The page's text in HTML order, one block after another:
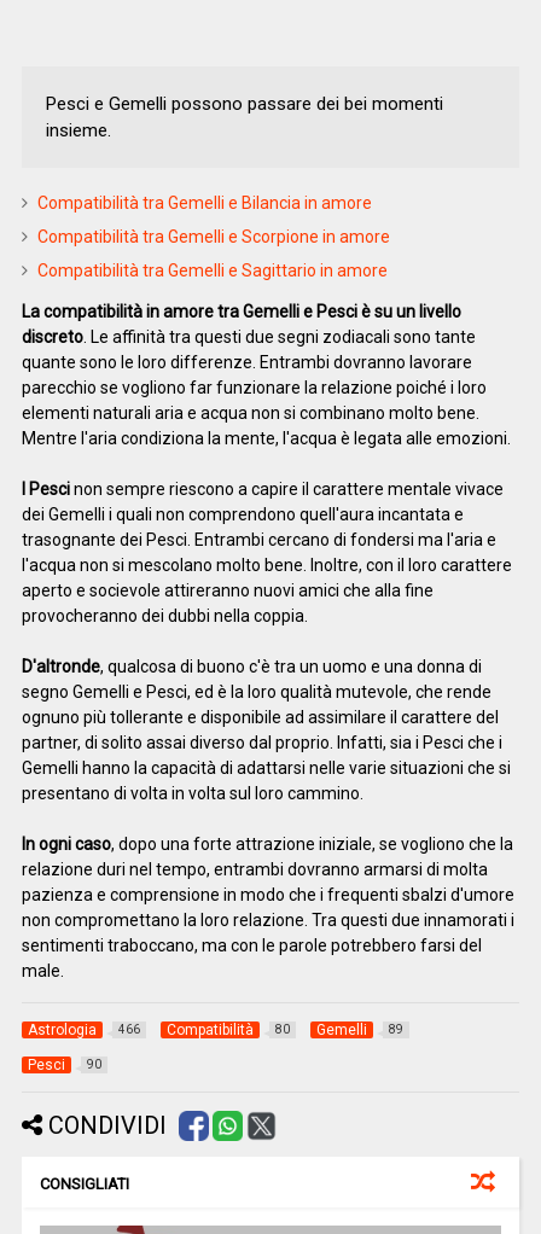
Pesci e Gemelli possono passare dei bei momenti
insieme.
Compatibilità tra Gemelli e Bilancia in amore
Compatibilità tra Gemelli e Scorpione in amore
Compatibilità tra Gemelli e Sagittario in amore
La compatibilità in amore tra Gemelli e Pesci è su un livello
discreto. Le affinità tra questi due segni zodiacali sono tante
quante sono le loro differenze. Entrambi dovranno lavorare
parecchio se vogliono far funzionare la relazione poiché i loro
elementi naturali aria e acqua non si combinano molto bene.
Mentre l'aria condiziona la mente, l'acqua è legata alle emozioni.
I Pescinon sempre riescono a capire il carattere mentale vivace
dei Gemelli i quali non comprendono quell'aura incantata e
trasognante dei Pesci. Entrambi cercano di fondersi ma l'aria e
l'acqua non si mescolano molto bene. Inoltre, con il loro carattere
aperto e socievole attireranno nuovi amici che alla fine
provocheranno dei dubbi nella coppia.
D'altronde, qualcosa di buono c'è tra un uomo e una donna di
segno Gemelli e Pesci, ed è la loro qualità mutevole, che rende
ognuno più tollerante e disponibile ad assimilare il carattere del
partner, di solito assai diverso dal proprio. Infatti, sia i Pesci che i
Gemelli hanno la capacità di adattarsi nelle varie situazioni che si
presentano di volta in volta sul loro cammino.
In ogni caso, dopo una forte attrazione iniziale, se vogliono che la
relazione duri nel tempo, entrambi dovranno armarsi di molta
pazienza e comprensione in modo che i frequenti sbalzi d'umore
non compromettano la loro relazione. Tra questi due innamorati i
sentimenti traboccano, ma con le parole potrebbero farsi del
male.
Astrologia 466 Compatibilità 80 Gemelli 89
Pesci 90
CONDIVIDI
CONSIGLIATI